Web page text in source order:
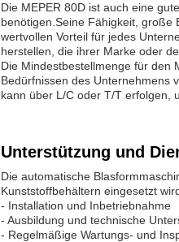
Die MEPER 80D ist auch eine
benötigen.Seine Fähigkeit, große
wertvollen Vorteil für jedes
herstellen, die ihrer Marke oder
Die Mindestbestellmenge für den
Bedürfnissen des Unternehmens
kann über L/C oder T/T erfolgen,
Unterstützung und
Die automatische
Kunststoffbehältern eingesetzt
- Installation und Inbetriebnahme
- Ausbildung und technische
- Regelmäßige Wartungs- und